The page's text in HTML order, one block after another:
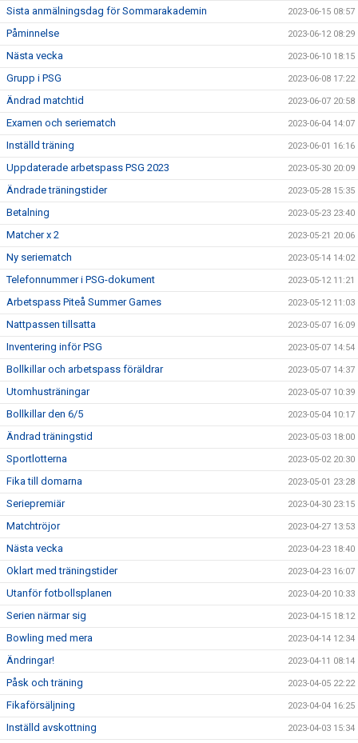
Sista anmälningsdag för Sommarakademin 2023-06-15 08:57
Påminnelse 2023-06-12 08:29
Nästa vecka 2023-06-10 18:15
Grupp i PSG 2023-06-08 17:22
Ändrad matchtid 2023-06-07 20:58
Examen och seriematch 2023-06-04 14:07
Inställd träning 2023-06-01 16:16
Uppdaterade arbetspass PSG 2023 2023-05-30 20:09
Ändrade träningstider 2023-05-28 15:35
Betalning 2023-05-23 23:40
Matcher x 2 2023-05-21 20:06
Ny seriematch 2023-05-14 14:02
Telefonnummer i PSG-dokument 2023-05-12 11:21
Arbetspass Piteå Summer Games 2023-05-12 11:03
Nattpassen tillsatta 2023-05-07 16:09
Inventering inför PSG 2023-05-07 14:54
Bollkillar och arbetspass föräldrar 2023-05-07 14:37
Utomhusträningar 2023-05-07 10:39
Bollkillar den 6/5 2023-05-04 10:17
Ändrad träningstid 2023-05-03 18:00
Sportlotterna 2023-05-02 20:30
Fika till domarna 2023-05-01 23:28
Seriepremiär 2023-04-30 23:15
Matchtröjor 2023-04-27 13:53
Nästa vecka 2023-04-23 18:40
Oklart med träningstider 2023-04-23 16:07
Utanför fotbollsplanen 2023-04-20 10:33
Serien närmar sig 2023-04-15 18:12
Bowling med mera 2023-04-14 12:34
Ändringar! 2023-04-11 08:14
Påsk och träning 2023-04-05 22:22
Fikaförsäljning 2023-04-04 16:25
Inställd avskottning 2023-04-03 15:34